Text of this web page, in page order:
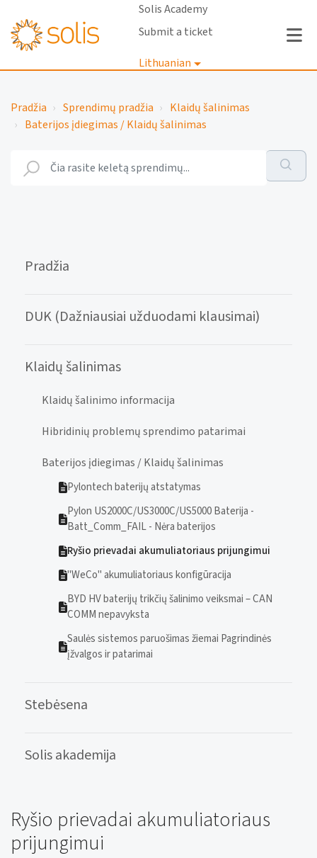
Solis Academy
Submit a ticket
Lithuanian
Prisijungti
Pradžia Sprendimų pradžia
Klaidų šalinimas
Baterijos įdiegimas / Klaidų šalinimas
Pradžia
DUK (Dažniausiai užduodami klausimai)
Klaidų šalinimas
Klaidų šalinimo informacija
Hibridinių problemų sprendimo patarimai
Baterijos įdiegimas / Klaidų šalinimas
Pylontech baterijų atstatymas
Pylon US2000C/US3000C/US5000 Baterija -
Batt_Comm_FAIL - Nėra baterijos
Ryšio prievadai akumuliatoriaus prijungimui
"WeCo" akumuliatoriaus konfigūracija
BYD HV baterijų trikčių šalinimo veiksmai – CAN
COMM nepavyksta
Saulės sistemos paruošimas žiemai Pagrindinės
įžvalgos ir patarimai
Stebėsena
Solis akademija
Ryšio prievadai akumuliatoriaus
prijungimui